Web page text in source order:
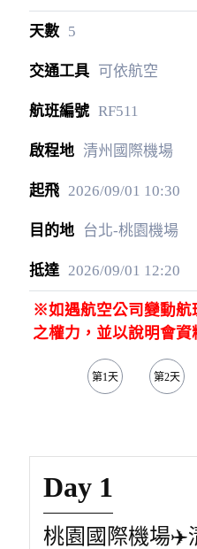
5
可依航空
RF511
清州國際機場
2026/09/01 10:30
台北-桃園機場
2026/09/01 12:20
※如遇航空公司變動航
之權力，並以說明會資
第1天 第2天
Day 1
桃園國際機場✈️